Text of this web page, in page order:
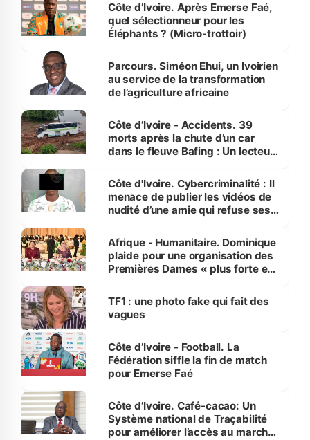
Côte d’Ivoire. Après Emerse Faé,
quel sélectionneur pour les
Éléphants ? (Micro-trottoir)
Parcours. Siméon Ehui, un Ivoirien
au service de la transformation
de l’agriculture africaine
Côte d’Ivoire - Accidents. 39
morts après la chute d’un car
dans le fleuve Bafing : Un lecteur
des Transports
Côte d'Ivoire. Cybercriminalité : Il
menace de publier les vidéos de
nudité d’une amie qui refuse ses
Afrique - Humanitaire. Dominique
plaide pour une organisation des
Premières Dames « plus forte et
sur la scène internationale »
TF1 : une photo fake qui fait des
vagues
Côte d’Ivoire - Football. La
Fédération siffle la fin de match
pour Emerse Faé
Côte d’Ivoire. Café-cacao: Un
Système national de Traçabilité
pour améliorer l’accès au marché